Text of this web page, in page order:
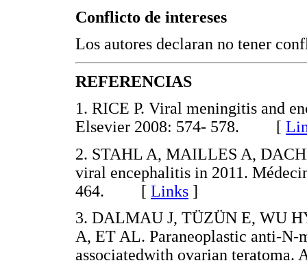
Conflicto de intereses
Los autores declaran no tener
REFERENCIAS
1. RICE P. Viral meningitis and
Elsevier 2008: 574- 578. [
2. STAHL A, MAILLES A,
viral encephalitis in 2011.
464. [ Links ]
3. DALMAU J, TÜZÜN E, WU
A, ET AL. Paraneoplastic anti-N-
associatedwith ovarian